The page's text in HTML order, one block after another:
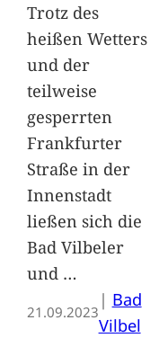
Trotz des
heißen Wetters
und der
teilweise
gesperrten
Frankfurter
Straße in der
Innenstadt
ließen sich die
Bad Vilbeler
und …
21.09.2023
| Bad
Vilbel